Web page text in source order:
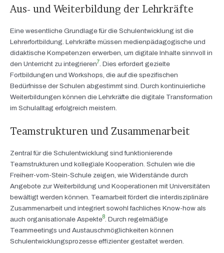
Aus- und Weiterbildung der Lehrkräfte
Eine wesentliche Grundlage für die Schulentwicklung ist die
Lehrerfortbildung. Lehrkräfte müssen medienpädagogische und
didaktische Kompetenzen erwerben, um digitale Inhalte sinnvoll in
den Unterricht zu integrieren7 . Dies erfordert gezielte
Fortbildungen und Workshops, die auf die spezifischen
Bedürfnisse der Schulen abgestimmt sind. Durch kontinuierliche
Weiterbildungen können die Lehrkräfte die digitale Transformation
im Schulalltag erfolgreich meistern.
Teamstrukturen und Zusammenarbeit
Zentral für die Schulentwicklung sind funktionierende
Teamstrukturen und kollegiale Kooperation. Schulen wie die
Freiherr-vom-Stein-Schule zeigen, wie Widerstände durch
Angebote zur Weiterbildung und Kooperationen mit Universitäten
bewältigt werden können. Teamarbeit fördert die interdisziplinäre
Zusammenarbeit und integriert sowohl fachliches Know-how als
auch organisationale Aspekte8 . Durch regelmäßige
Teammeetings und Austauschmöglichkeiten können
Schulentwicklungsprozesse effizienter gestaltet werden.